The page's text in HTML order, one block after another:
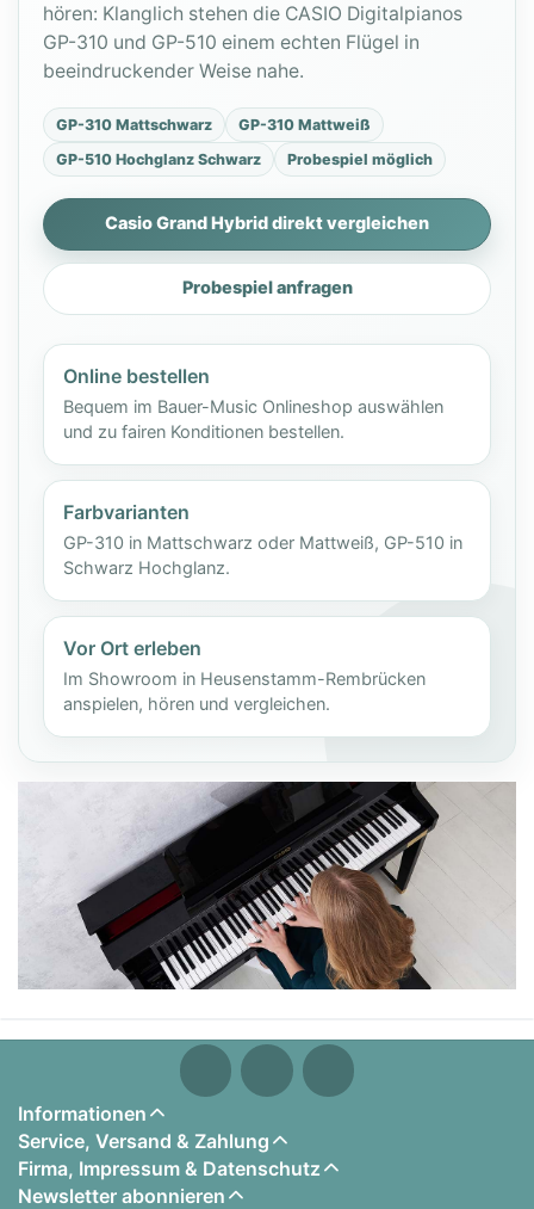
hören: Klanglich stehen die CASIO Digitalpianos
GP-310 und GP-510 einem echten Flügel in
beeindruckender Weise nahe.
GP-310 Mattschwarz
GP-310 Mattweiß
GP-510 Hochglanz Schwarz
Probespiel möglich
Casio Grand Hybrid direkt vergleichen
Probespiel anfragen
Online bestellen
Bequem im Bauer-Music Onlineshop auswählen
und zu fairen Konditionen bestellen.
Farbvarianten
GP-310 in Mattschwarz oder Mattweiß, GP-510 in
Schwarz Hochglanz.
Vor Ort erleben
Im Showroom in Heusenstamm-Rembrücken
anspielen, hören und vergleichen.
Informationen
Service, Versand & Zahlung
Firma, Impressum & Datenschutz
Newsletter abonnieren